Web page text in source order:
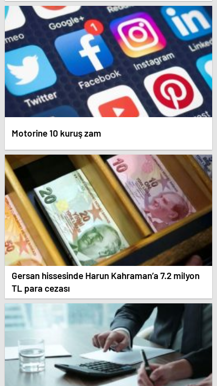
Motorine 10 kuruş zam
Gersan hissesinde Harun Kahraman’a 7.2 milyon
TL para cezası